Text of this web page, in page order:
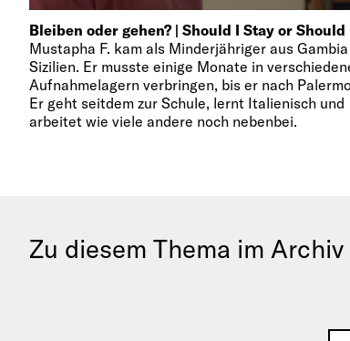
Bleiben oder gehen? | Should I Stay or Should
Mustapha F. kam als Minderjähriger aus
Sizilien. Er musste einige Monate in
Aufnahmelagern verbringen, bis er nach
Er geht seitdem zur Schule, lernt Italienisch und
arbeitet wie viele andere noch nebenbei.
Zu diesem Thema im Archiv